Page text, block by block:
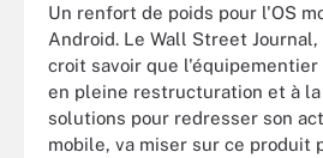
Un renfort de poids pour l'OS
Android. Le Wall Street
croit savoir que l'équipementier
en pleine restructuration et à
solutions pour redresser son
mobile, va miser sur ce produit